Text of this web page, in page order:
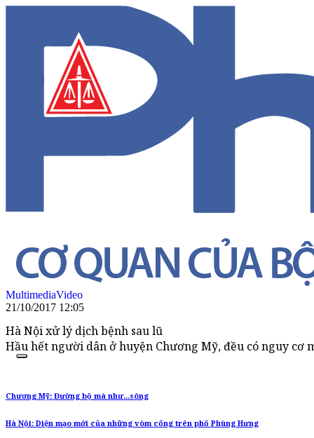
MultimediaVideo
21/10/2017 12:05
Hà Nội xử lý dịch bệnh sau lũ
Hầu hết người dân ở huyện Chương Mỹ, đều có nguy cơ
Chương Mỹ: Đường bộ mà như...sông
Hà Nội: Diện mạo mới của những vòm cổng trên phố Phùng Hưng